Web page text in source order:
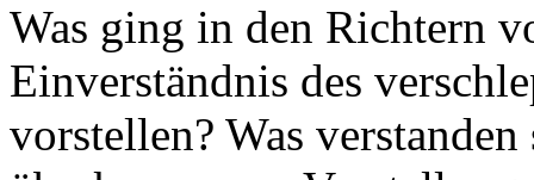
Was ging in den Richtern
Einverständnis des
vorstellen? Was